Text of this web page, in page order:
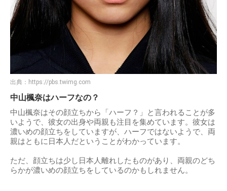
出典： https://pbs.twimg.com
中山楓奈はハーフなの？
中山楓奈はその顔立ちから「ハーフ？」と言われることが多
いようで、彼女の出身や両親も注目を集めています。彼女は
濃いめの顔立ちをしていますが、ハーフではないようで、両
親はともに日本人だということがわかっています。
ただ、顔立ちは少し日本人離れしたものがあり、両親のどち
らかが濃いめの顔立ちをしているのかもしれません。